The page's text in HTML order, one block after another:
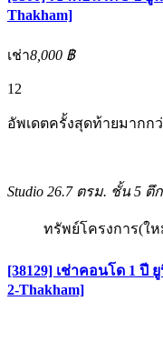
Thakham]
เช่า8,000 ฿
12
อัพเดตครั้งสุดท้ายมากก
Studio 26.7 ตรม. ชั้น 5 ตึ
ทรัพย์โครงการ(ใ
[38129] เช่าคอนโด 1 ปี
2-Thakham]